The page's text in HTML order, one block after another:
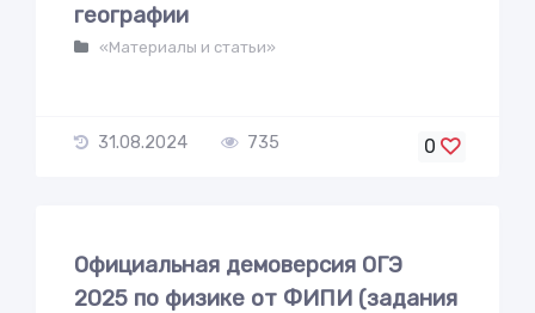
географии
«Материалы и статьи»
31.08.2024 735 0
Официальная демоверсия ОГЭ
2025 по физике от ФИПИ (задания